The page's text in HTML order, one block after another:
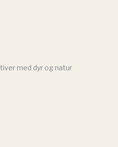
med dyr og natur